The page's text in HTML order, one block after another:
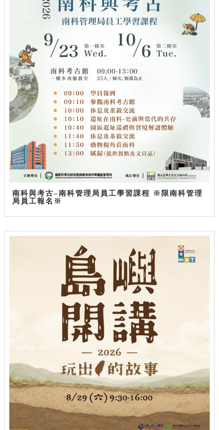
南科與考古–南科管理局員工學習課程 ※限南科管理
局員工報名※